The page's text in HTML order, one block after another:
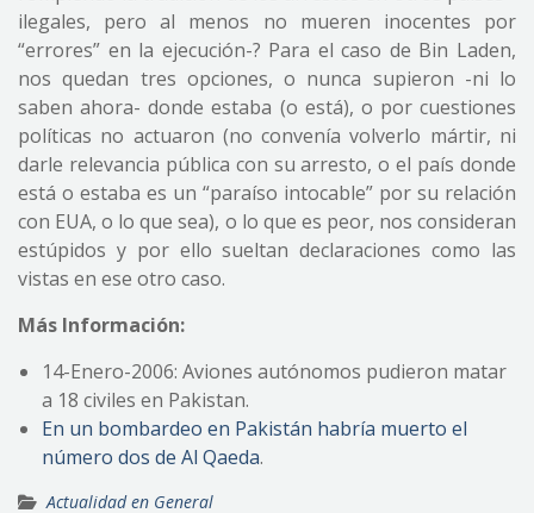
ilegales, pero al menos no mueren inocentes por
“errores” en la ejecución-? Para el caso de Bin Laden,
nos quedan tres opciones, o nunca supieron -ni lo
saben ahora- donde estaba (o está), o por cuestiones
políticas no actuaron (no convenía volverlo mártir, ni
darle relevancia pública con su arresto, o el país donde
está o estaba es un “paraíso intocable” por su relación
con EUA, o lo que sea), o lo que es peor, nos consideran
estúpidos y por ello sueltan declaraciones como las
vistas en ese otro caso.
Más Información:
14-Enero-2006: Aviones autónomos pudieron matar
a 18 civiles en Pakistan.
En un bombardeo en Pakistán habría muerto el
número dos de Al Qaeda.
Actualidad en General